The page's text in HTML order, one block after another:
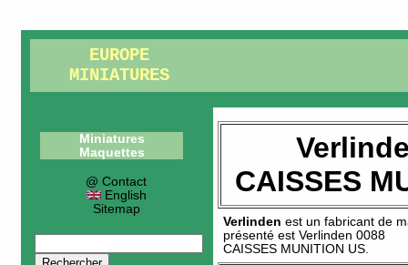
EUROPE
MINIATURES
Miniatures
Maquettes
@ Contact
English
Sitemap
CAISSES
Verlinden est un fabricant de
présenté estVerlinden 0088
CAISSES MUNITION US